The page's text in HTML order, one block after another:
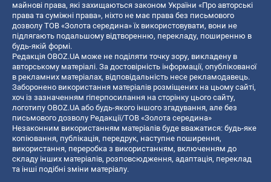
майнові права, які захищаються законом України «Про авторські
права та суміжні права», ніхто не має права без письмового
дозволу ТОВ «Золота середина» їх використовувати, вони не
підлягають подальшому відтворенню, перекладу, поширенню в
будь-якій формі.
Редакція OBOZ.UA може не поділяти точку зору, викладену в
авторському матеріалі. За достовірність інформації, опублікованої
в рекламних матеріалах, відповідальність несе рекламодавець.
Заборонено використання матеріалів розміщених на цьому сайті,
хоч із зазначенням гіперпосилання на сторінку цього сайту,
логотипу OBOZ.UA або будь-якого іншого згадування, але без
письмового дозволу Редакції/ТОВ «Золота середина»
Незаконним використанням матеріалів буде вважатися: будь-яке
копiювання, публiкацiя, передрук, наступне поширення,
використання, переробка з використанням, включенням до
складу інших матеріалів, розповсюдження, адаптація, переклад
та інші подібні зміни матеріалу.